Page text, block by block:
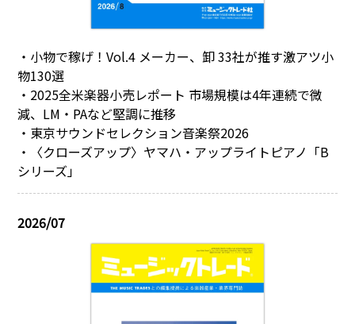
・小物で稼げ！Vol.4 メーカー、卸 33社が推す激アツ小
物130選
・2025全米楽器小売レポート 市場規模は4年連続で微
減、LM・PAなど堅調に推移
・東京サウンドセレクション音楽祭2026
・〈クローズアップ〉ヤマハ・アップライトピアノ「B
シリーズ」
2026/07